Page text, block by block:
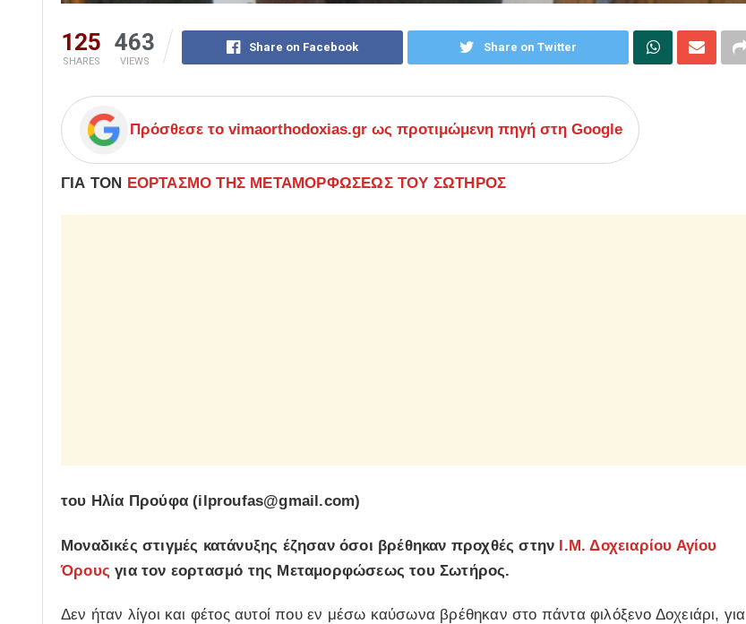
125
SHARES
463
VIEWS
Share on Facebook Share on Twitter
Πρόσθεσε το vimaorthodoxias.gr ως προτιμώμενη πηγή στη Google
ΓΙΑ ΤΟΝ ΕΟΡΤΑΣΜΟ ΤΗΣ ΜΕΤΑΜΟΡΦΩΣΕΩΣ ΤΟΥ ΣΩΤΗΡΟΣ
του Ηλία Προύφα (ilproufas@gmail.com)
Μοναδικές στιγμές κατάνυξης έζησαν όσοι βρέθηκαν προχθές στην Ι.Μ. Δοχειαρίου Αγίου
Όρους για τον εορτασμό της Μεταμορφώσεως του Σωτήρος.
Δεν ήταν λίγοι και φέτος αυτοί που εν μέσω καύσωνα βρέθηκαν στο πάντα φιλόξενο Δοχειάρι, για